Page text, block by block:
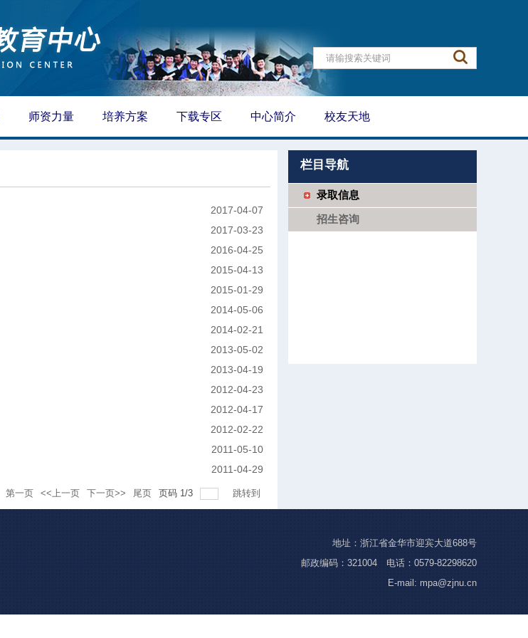
师资力量 培养方案 下载专区 中心简介 校友天地
2017-04-07
2017-03-23
2016-04-25
2015-04-13
2015-01-29
2014-05-06
2014-02-21
2013-05-02
2013-04-19
2012-04-23
2012-04-17
2012-02-22
2011-05-10
2011-04-29
第一页 <<上一页 下一页>> 尾页 页码 1/3 跳转到
栏目导航
录取信息
招生咨询
地址：浙江省金华市迎宾大道688号
邮政编码：321004 电话：0579-82298620
E-mail: mpa@zjnu.cn